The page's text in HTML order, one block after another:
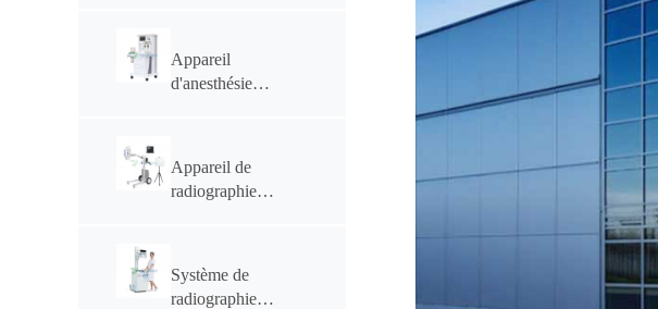
kW 630 mA
YSF50DR-B2
Appareil
d'anesthésie
Appareil de
radiographie
(YSF056DR-A)
Système de
radiographie